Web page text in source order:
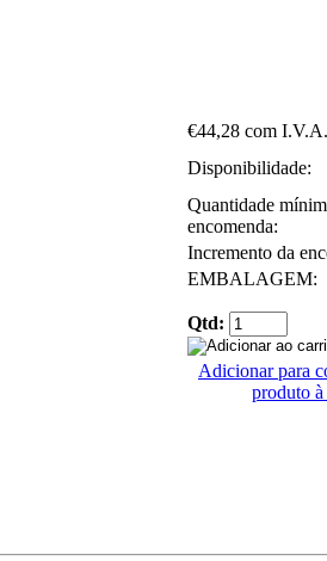
€44,28 com I.V.A.
Disponibilidade:
Quantidade
encomenda:
Incremento da
EMBALAGEM:
Qtd:
Adicionar para
produto à